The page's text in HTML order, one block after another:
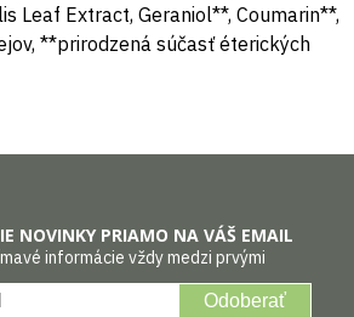
Leaf Extract, Geraniol**, Coumarin**,
**prirodzená súčasť éterických
NOVINKY PRIAMO NA VÁŠ EMAIL
informácie vždy medzi prvými
Odoberať